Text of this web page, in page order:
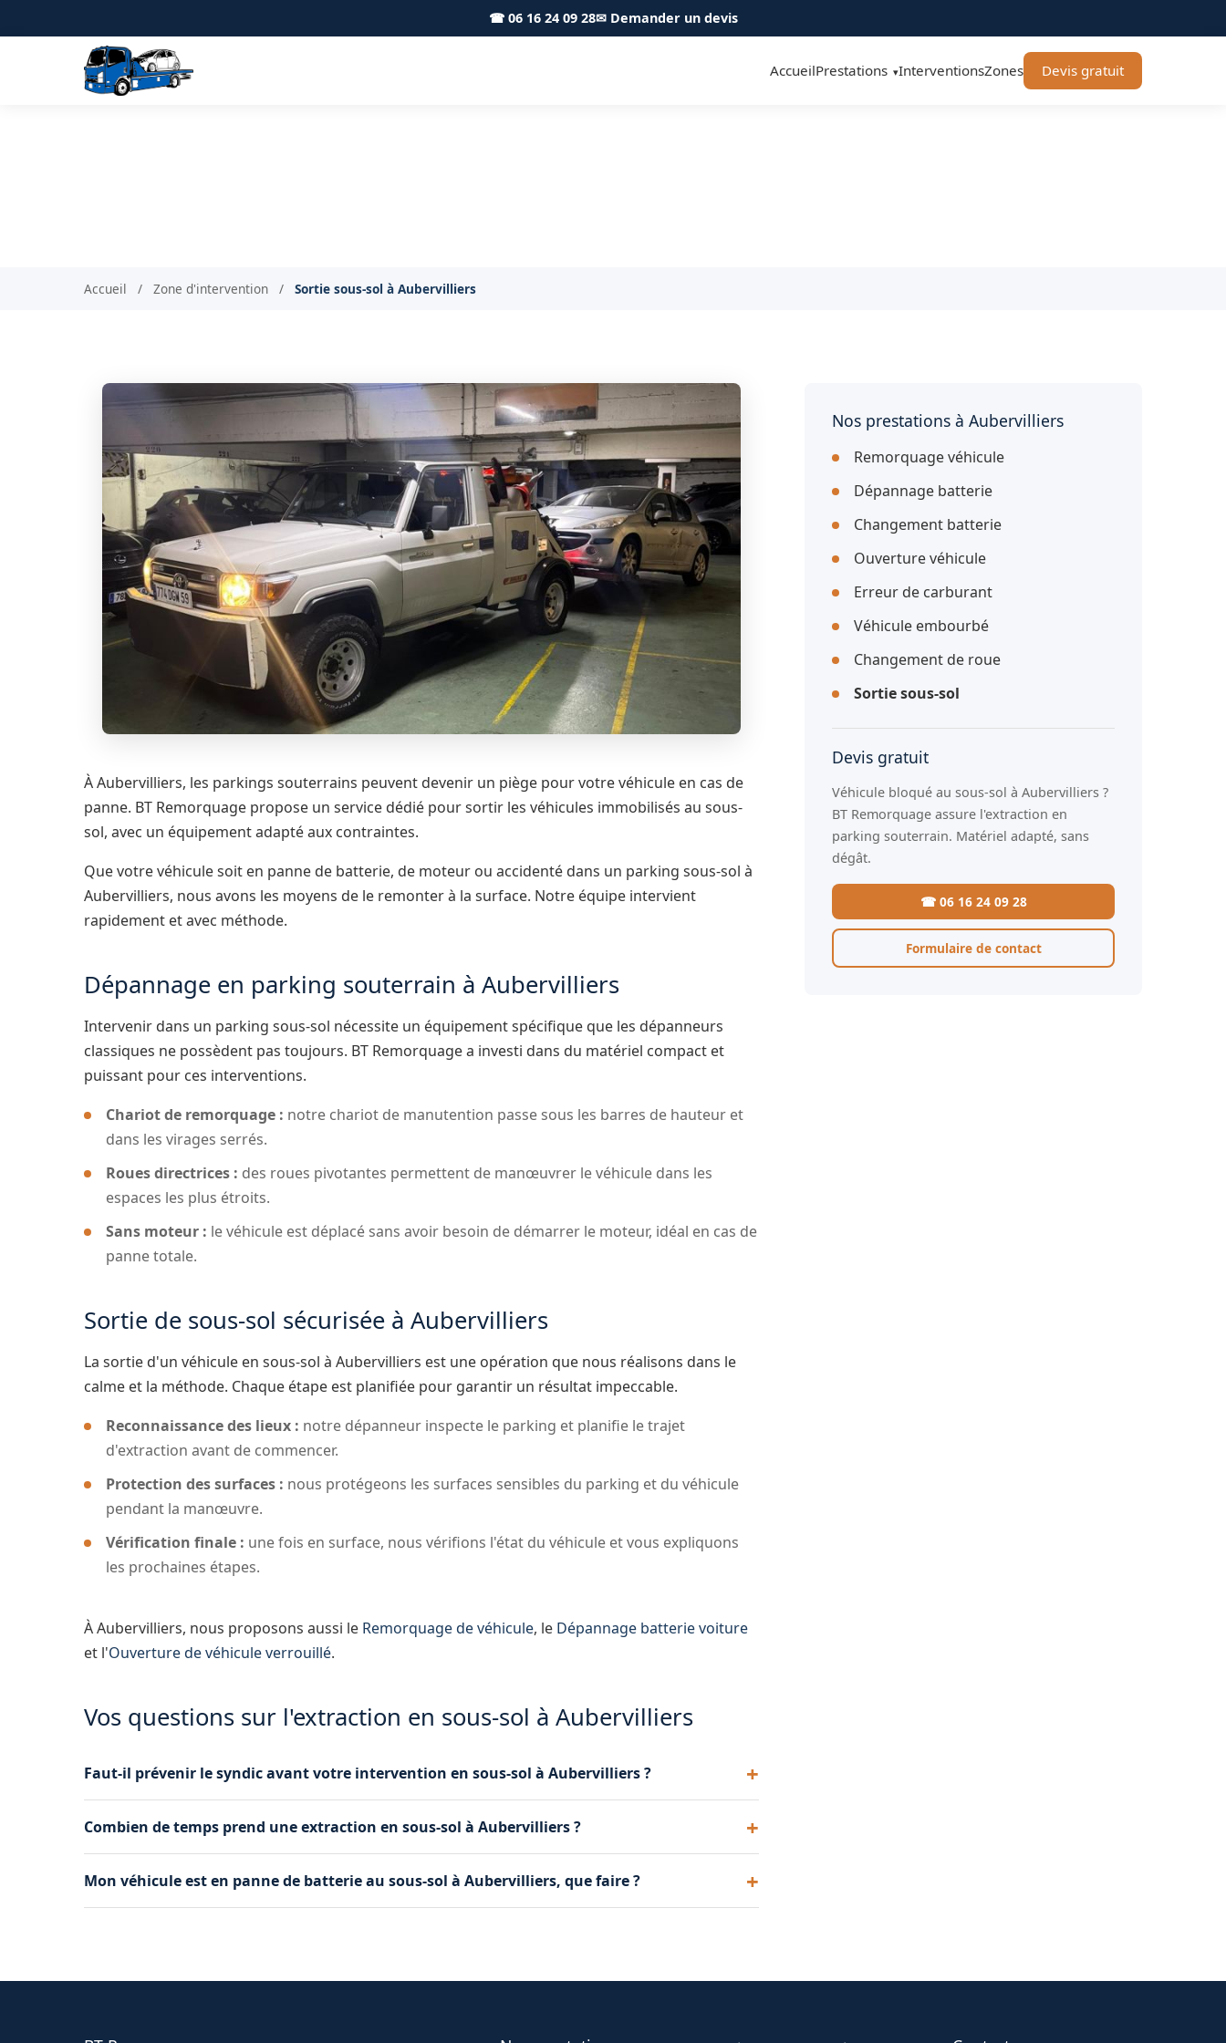
☎ 06 16 24 09 28✉ Demander un devis
AccueilPrestations ▾InterventionsZones Devis gratuit
Accueil / Zone d'intervention / Sortie sous-sol à Aubervilliers
À Aubervilliers, les parkings souterrains peuvent devenir un piège pour votre véhicule en cas de
panne. BT Remorquage propose un service dédié pour sortir les véhicules immobilisés au sous-
sol, avec un équipement adapté aux contraintes.
Que votre véhicule soit en panne de batterie, de moteur ou accidenté dans un parking sous-sol à
Aubervilliers, nous avons les moyens de le remonter à la surface. Notre équipe intervient
rapidement et avec méthode.
Dépannage en parking souterrain à Aubervilliers
Intervenir dans un parking sous-sol nécessite un équipement spécifique que les dépanneurs
classiques ne possèdent pas toujours. BT Remorquage a investi dans du matériel compact et
puissant pour ces interventions.
Chariot de remorquage : notre chariot de manutention passe sous les barres de hauteur et
dans les virages serrés.
Roues directrices : des roues pivotantes permettent de manœuvrer le véhicule dans les
espaces les plus étroits.
Sans moteur : le véhicule est déplacé sans avoir besoin de démarrer le moteur, idéal en cas de
panne totale.
Sortie de sous-sol sécurisée à Aubervilliers
La sortie d'un véhicule en sous-sol à Aubervilliers est une opération que nous réalisons dans le
calme et la méthode. Chaque étape est planifiée pour garantir un résultat impeccable.
Reconnaissance des lieux : notre dépanneur inspecte le parking et planifie le trajet
d'extraction avant de commencer.
Protection des surfaces : nous protégeons les surfaces sensibles du parking et du véhicule
pendant la manœuvre.
Vérification finale : une fois en surface, nous vérifions l'état du véhicule et vous expliquons
les prochaines étapes.
À Aubervilliers, nous proposons aussi le Remorquage de véhicule, le Dépannage batterie voiture
et l'Ouverture de véhicule verrouillé.
Vos questions sur l'extraction en sous-sol à Aubervilliers
Faut-il prévenir le syndic avant votre intervention en sous-sol à Aubervilliers ?
nous pouvons intervenir directement et vous aider à prévenir le responsable sur place.
Combien de temps prend une extraction en sous-sol à Aubervilliers ?
configuration des rampes et la position du véhicule.
Mon véhicule est en panne de batterie au sous-sol à Aubervilliers, que faire ?
Nos prestations à Aubervilliers
Remorquage véhicule
Dépannage batterie
Changement batterie
Ouverture véhicule
Erreur de carburant
Véhicule embourbé
Changement de roue
Sortie sous-sol
Devis gratuit
Véhicule bloqué au sous-sol à Aubervilliers ?
BT Remorquage assure l'extraction en
parking souterrain. Matériel adapté, sans
dégât.
☎ 06 16 24 09 28
Formulaire de contact